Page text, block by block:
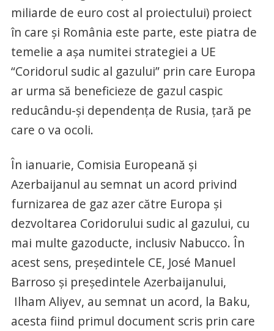
miliarde de euro cost al proiectului) proiect
în care şi România este parte, este piatra de
temelie a aşa numitei strategiei a UE
“Coridorul sudic al gazului” prin care Europa
ar urma să beneficieze de gazul caspic
reducându-şi dependenţa de Rusia, ţară pe
care o va ocoli.
În ianuarie, Comisia Europeană şi
Azerbaijanul au semnat un acord privind
furnizarea de gaz azer către Europa şi
dezvoltarea Coridorului sudic al gazului, cu
mai multe gazoducte, inclusiv Nabucco. În
acest sens, preşedintele CE, José Manuel
Barroso şi preşedintele Azerbaijanului,
Ilham Aliyev, au semnat un acord, la Baku,
acesta fiind primul document scris prin care